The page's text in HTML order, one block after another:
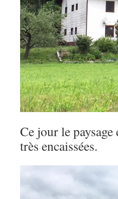
Ce jour le paysage
très encaissées.